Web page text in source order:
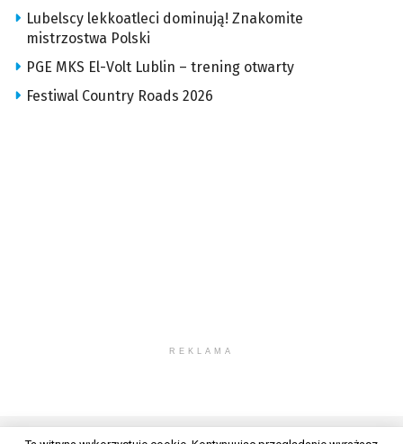
Lubelscy lekkoatleci dominują! Znakomite
mistrzostwa Polski
PGE MKS El-Volt Lublin – trening otwarty
Festiwal Country Roads 2026
REKLAMA